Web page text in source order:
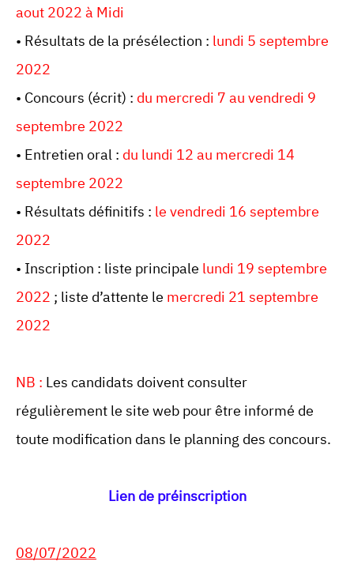
aout 2022 à Midi
• Résultats de la présélection : lundi 5 septembre
2022
• Concours (écrit) : du mercredi 7 au vendredi 9
septembre 2022
• Entretien oral : du lundi 12 au mercredi 14
septembre 2022
• Résultats définitifs : le vendredi 16 septembre
2022
• Inscription : liste principale lundi 19 septembre
2022 ; liste d’attente le mercredi 21 septembre
2022
NB : Les candidats doivent consulter
régulièrement le site web pour être informé de
toute modification dans le planning des concours.
Lien de préinscription
08/07/2022